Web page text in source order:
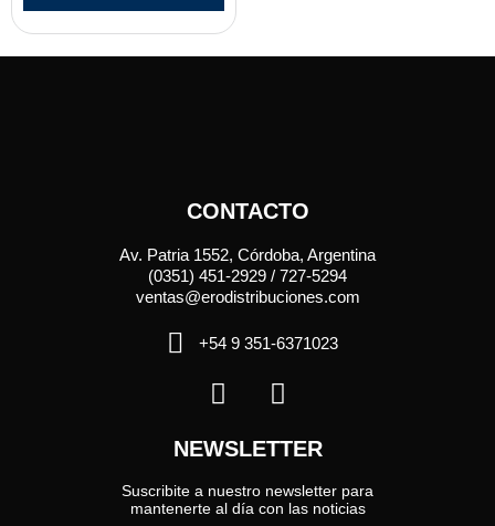
CONTACTO
Av. Patria 1552, Córdoba, Argentina
(0351) 451-2929 / 727-5294
ventas@erodistribuciones.com
+54 9 351-6371023
NEWSLETTER
Suscribite a nuestro newsletter para
mantenerte al día con las noticias